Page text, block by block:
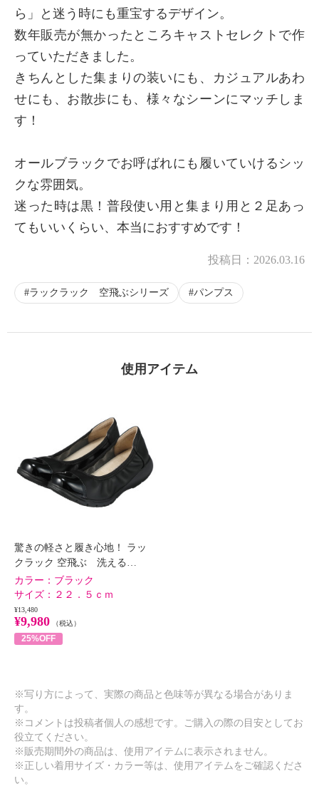
ら」と迷う時にも重宝するデザイン。
数年販売が無かったところキャストセレクトで作
っていただきました。
きちんとした集まりの装いにも、カジュアルあわ
せにも、お散歩にも、様々なシーンにマッチしま
す！
オールブラックでお呼ばれにも履いていけるシッ
クな雰囲気。
迷った時は黒！普段使い用と集まり用と２足あっ
てもいいくらい、本当におすすめです！
投稿日： 2026.03.16
ラックラック 空飛ぶシリーズ パンプス
使用アイテム
驚きの軽さと履き心地！ ラッ
クラック 空飛ぶ 洗える…
カラー： ブラック
サイズ： ２２．５ｃｍ
¥13,480
¥9,980 （税込）
25%OFF
※写り方によって、実際の商品と色味等が異なる場合がありま
す。
※コメントは投稿者個人の感想です。ご購入の際の目安としてお
役立てください。
※販売期間外の商品は、使用アイテムに表示されません。
※正しい着用サイズ・カラー等は、使用アイテムをご確認くださ
い。